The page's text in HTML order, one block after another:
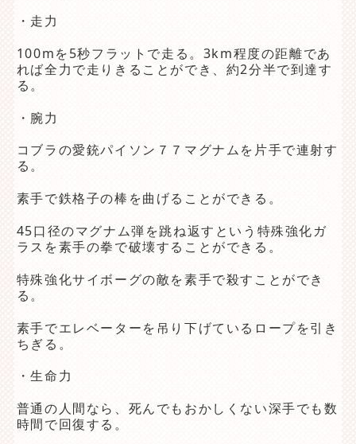
・走力
100mを5秒フラットで走る。3km程度の距離であ
れば全力で走りきることができ、約2分半で到達す
る。
・腕力
コブラの愛銃パイソン７７マグナムを片手で連射す
る。
素手で鉄格子の棒を曲げることができる。
45口径のマグナム弾を跳ね返すという特殊強化ガ
ラスを素手の拳で破壊することができる。
特殊強化サイボーグの敵を素手で殺すことができ
る。
素手でエレベーターを吊り下げているロープを引き
ちぎる。
・生命力
普通の人間なら、死んでもおかしくない深手でも数
時間で回復する。